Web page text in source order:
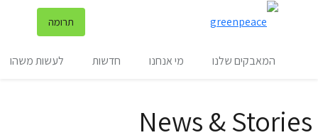
תרומה
המאבקים שלנו מי אנחנו חדשות לעשות משהו
News & Stories